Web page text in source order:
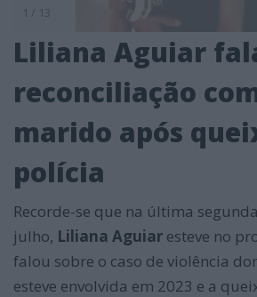
1 / 13
Liliana Aguiar
reconciliação
marido após
polícia
Recorde-se que na última
julho, Liliana Aguiar esteve no
falou sobre o caso de violência
esteve envolvida em 2023 e a